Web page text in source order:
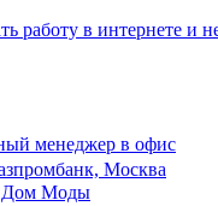
работу в интернете и
менеджер в офис
Москва
Дом Моды